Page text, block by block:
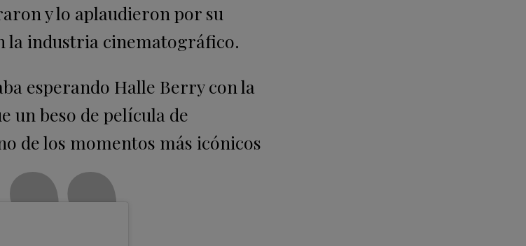
y lo aplaudieron por su
la industria cinematográfico.
esperando Halle Berry con la
un beso de película de
de los momentos más icónicos